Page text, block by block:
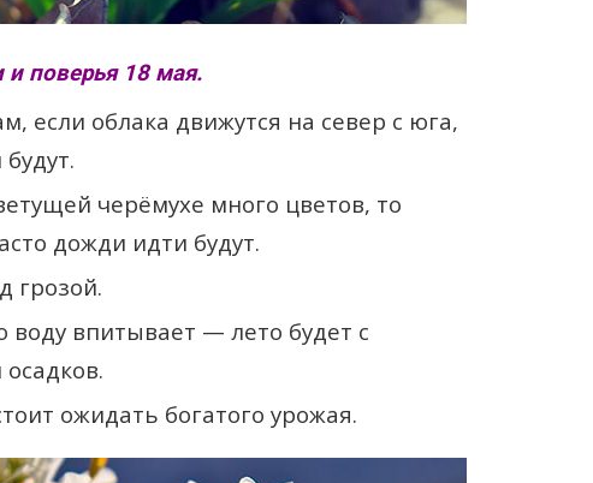
поверья 18 мая.
если облака движутся на север с юга,
черёмухе много цветов, то
дожди идти будут.
грозой.
впитывает — лето будет с
ожидать богатого урожая.